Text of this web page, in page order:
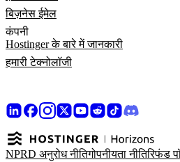
बिज़नेस ईमेल
कंपनी
Hostinger के बारे में जानकारी
हमारी टेक्नोलॉजी
NPRD अनुरोध नीतिगोपनीयता नीतिरिफंड